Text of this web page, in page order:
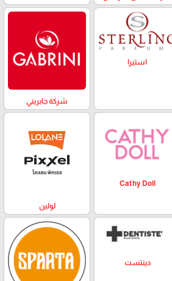
استيرا
شركة جابريني
Cathy Doll
لولين
دينتست